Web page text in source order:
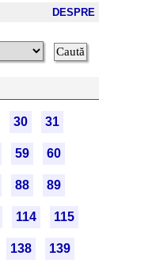
DESPRE
30 31
59 60
88 89
114 115
138 139